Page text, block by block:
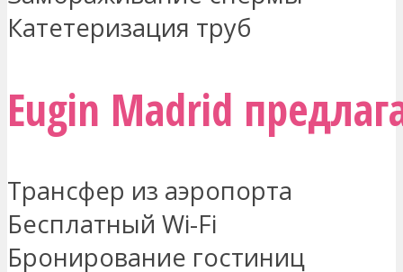
Катетеризация труб
Eugin Madrid
Трансфер из аэропорта
Бесплатный Wi-Fi
Бронирование гостиниц